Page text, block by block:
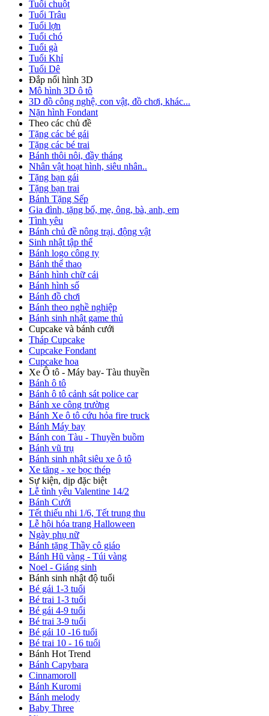
Tuổi chuột
Tuổi Trâu
Tuổi lợn
Tuổi chó
Tuổi gà
Tuổi Khỉ
Tuổi Dê
Đắp nổi hình 3D
Mô hình 3D ô tô
3D đồ công nghệ, con vật, đồ chơi, khác...
Nặn hình Fondant
Theo các chủ đề
Tặng các bé gái
Tặng các bé trai
Bánh thôi nôi, đầy tháng
Nhân vật hoạt hình, siêu nhân..
Tặng bạn gái
Tặng bạn trai
Bánh Tặng Sếp
Gia đình, tặng bố, mẹ, ông, bà, anh, em
Tình yêu
Bánh chủ đề nông trại, động vật
Sinh nhật tập thể
Bánh logo công ty
Bánh thể thao
Bánh hình chữ cái
Bánh hình số
Bánh đồ chơi
Bánh theo nghề nghiệp
Bánh sinh nhật game thủ
Cupcake và bánh cưới
Tháp Cupcake
Cupcake Fondant
Cupcake hoa
Xe Ô tô - Máy bay- Tàu thuyền
Bánh ô tô
Bánh ô tô cảnh sát police car
Bánh xe công trường
Bánh Xe ô tô cứu hỏa fire truck
Bánh Máy bay
Bánh con Tàu - Thuyền buồm
Bánh vũ trụ
Bánh sinh nhật siêu xe ô tô
Xe tăng - xe bọc thép
Sự kiện, dịp đặc biệt
Lễ tình yêu Valentine 14/2
Bánh Cưới
Tết thiếu nhi 1/6, Tết trung thu
Lễ hội hóa trang Halloween
Ngày phụ nữ
Bánh tặng Thầy cô giáo
Bánh Hũ vàng - Túi vàng
Noel - Giáng sinh
Bánh sinh nhật độ tuổi
Bé gái 1-3 tuổi
Bé trai 1-3 tuổi
Bé gái 4-9 tuổi
Bé trai 3-9 tuổi
Bé gái 10 -16 tuổi
Bé trai 10 - 16 tuổi
Bánh Hot Trend
Bánh Capybara
Cinnamoroll
Bánh Kuromi
Bánh melody
Baby Three